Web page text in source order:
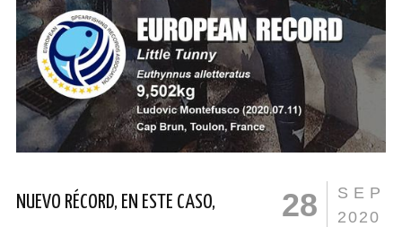
NUEVO RÉCORD, EN ESTE CASO,
SEP
2020
28